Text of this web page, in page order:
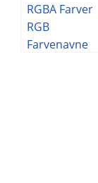
RGBA Farver
RGB
Farvenavne